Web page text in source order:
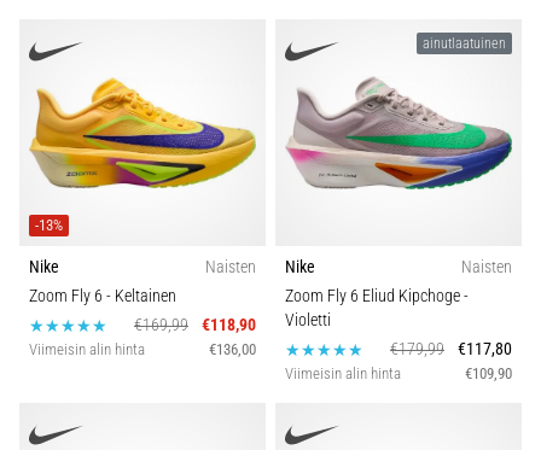
-13%
Nike
Naisten
Zoom Fly 6 - Keltainen
€169,99
€118,90
Viimeisin alin hinta €136,00
ainutlaatuinen
Nike
Naisten
Zoom Fly 6 Eliud Kipchoge-
Violetti
€179,99
€117,80
Viimeisin alin hinta €109,90